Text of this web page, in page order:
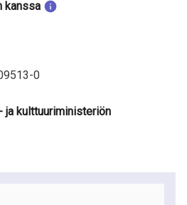
kanssa
0
ja kulttuuriministeriön